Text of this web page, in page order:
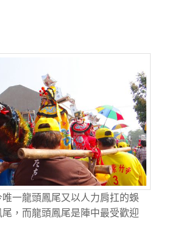
一龍頭鳳尾又以人力肩扛的蜈
，而龍頭鳳尾是陣中最受歡迎